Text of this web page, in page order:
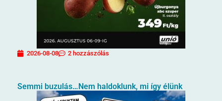
2026-08-08 2 hozzászólás
Semmi buzulás…Nem haldoklunk, mi így élünk